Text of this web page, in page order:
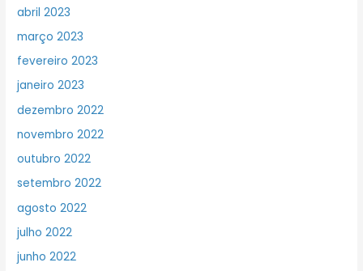
abril 2023
março 2023
fevereiro 2023
janeiro 2023
dezembro 2022
novembro 2022
outubro 2022
setembro 2022
agosto 2022
julho 2022
junho 2022